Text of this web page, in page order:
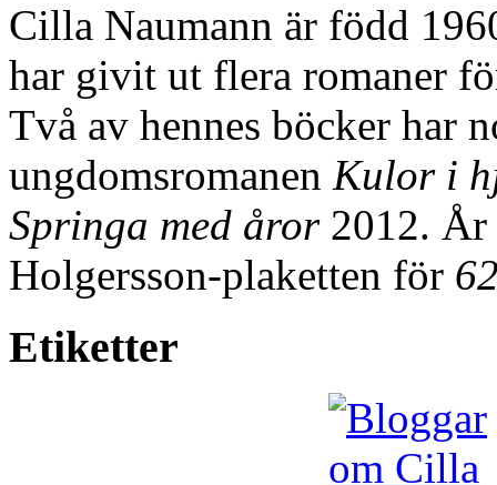
Cilla Naumann är född
har givit ut flera romaner
Två av hennes böcker har
ungdomsromanen Kulor i
Springa med åror2012. År
Holgersson-plaketten för
Etiketter